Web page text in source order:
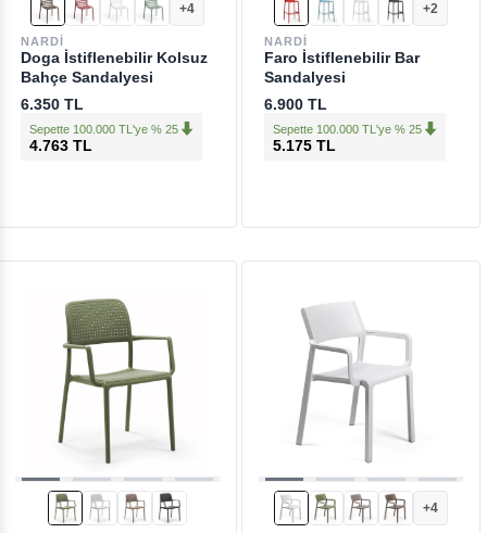
+4
NARDI
Doga İstiflenebilir Kolsuz
Bahçe Sandalyesi
6.350 TL
Sepette 100.000 TL'ye % 25
4.763 TL
+2
NARDI
Faro İstiflenebilir Bar
Sandalyesi
6.900 TL
Sepette 100.000 TL'ye % 25
5.175 TL
+4